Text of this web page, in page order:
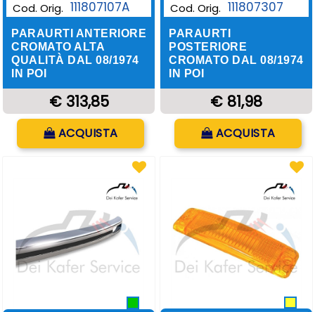
Cod. Orig. 111807107A
PARAURTI ANTERIORE
CROMATO ALTA
QUALITÀ DAL 08/1974
IN POI
€ 313,85
Quantità
ACQUISTA
Cod. Orig. 111807307
PARAURTI
POSTERIORE
CROMATO DAL 08/1974
IN POI
€ 81,98
Quantità
ACQUISTA